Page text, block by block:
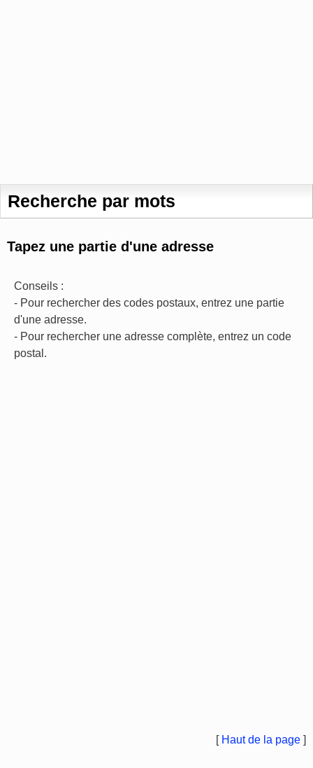
Recherche par mots
Tapez une partie d'une adresse
Conseils :
- Pour rechercher des codes postaux, entrez une partie
d'une adresse.
- Pour rechercher une adresse complète, entrez un code
postal.
[ Haut de la page ]